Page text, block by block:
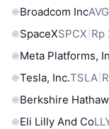
Broadcom Inc
SpaceXSPCX Rp
Meta Platforms,
Tesla, Inc.TSLA
Berkshire
Eli Lilly And Co